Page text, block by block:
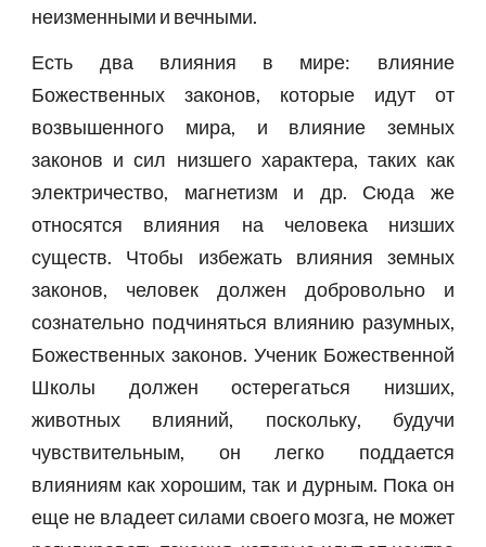
неизменными и вечными.
Есть два влияния в мире: влияние
Божественных законов, которые идут от
возвышенного мира, и влияние земных
законов и сил низшего характера, таких как
электричество, магнетизм и др. Сюда же
относятся влияния на человека низших
существ. Чтобы избежать влияния земных
законов, человек должен добровольно и
сознательно подчиняться влиянию разумных,
Божественных законов. Ученик Божественной
Школы должен остерегаться низших,
животных влияний, поскольку, будучи
чувствительным, он легко поддается
влияниям как хорошим, так и дурным. Пока он
еще не владеет силами своего мозга, не может